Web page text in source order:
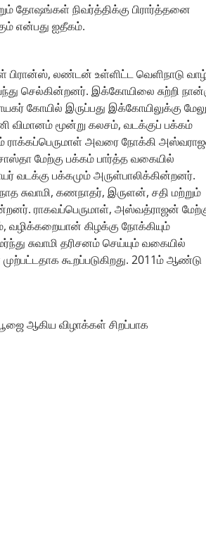
தோஷங்கள் நிவர்த்திக்கு பிரார்த்தனை
என்பது ஐதீகம்.
பிரான்ஸ், லண்டன் உள்ளிட்ட வெளிநாடு
செல்கின்றனர். இக்கோயிலை சுற்றி
கோயில் இருப்பது இக்கோயிலுக்கு
விமானம் மூன்று கலசம், வடக்குப் பக்கம்
ராக்கப்பெருமாள் அவரை நோக்கி
மேற்கு பக்கம் பார்த்த வகையில்
வடக்கு பக்கமும் அருள்பாலிக்கின்றனர்.
சுவாமி, கணநாதர், இருளன், சதி மற்றும்
ராகவப்பெருமாள், அஸ்வத்ராஜன்
வழிக்கறையான் கிழக்கு நோக்கியும்
சுவாமி தரிசனம் செய்யும் வகையில்
கூறப்படுகிறது. 2011ம் ஆண்டு
பூஜை ஆகிய விழாக்கள் சிறப்பாக